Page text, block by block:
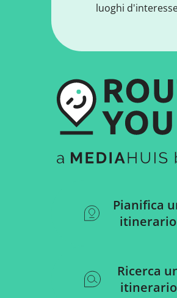
luoghi
Pianifica
itinerario
Ricerca
itinerario